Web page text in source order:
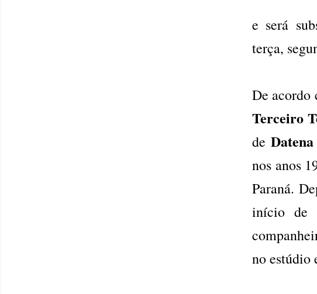
e será
terça,
De acordo
Terceiro
de Datena
nos anos
Paraná.
início de
no estúdio